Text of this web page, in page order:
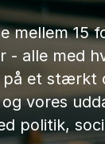
mellem 15
- alle med
på et stærkt
vores
politik,